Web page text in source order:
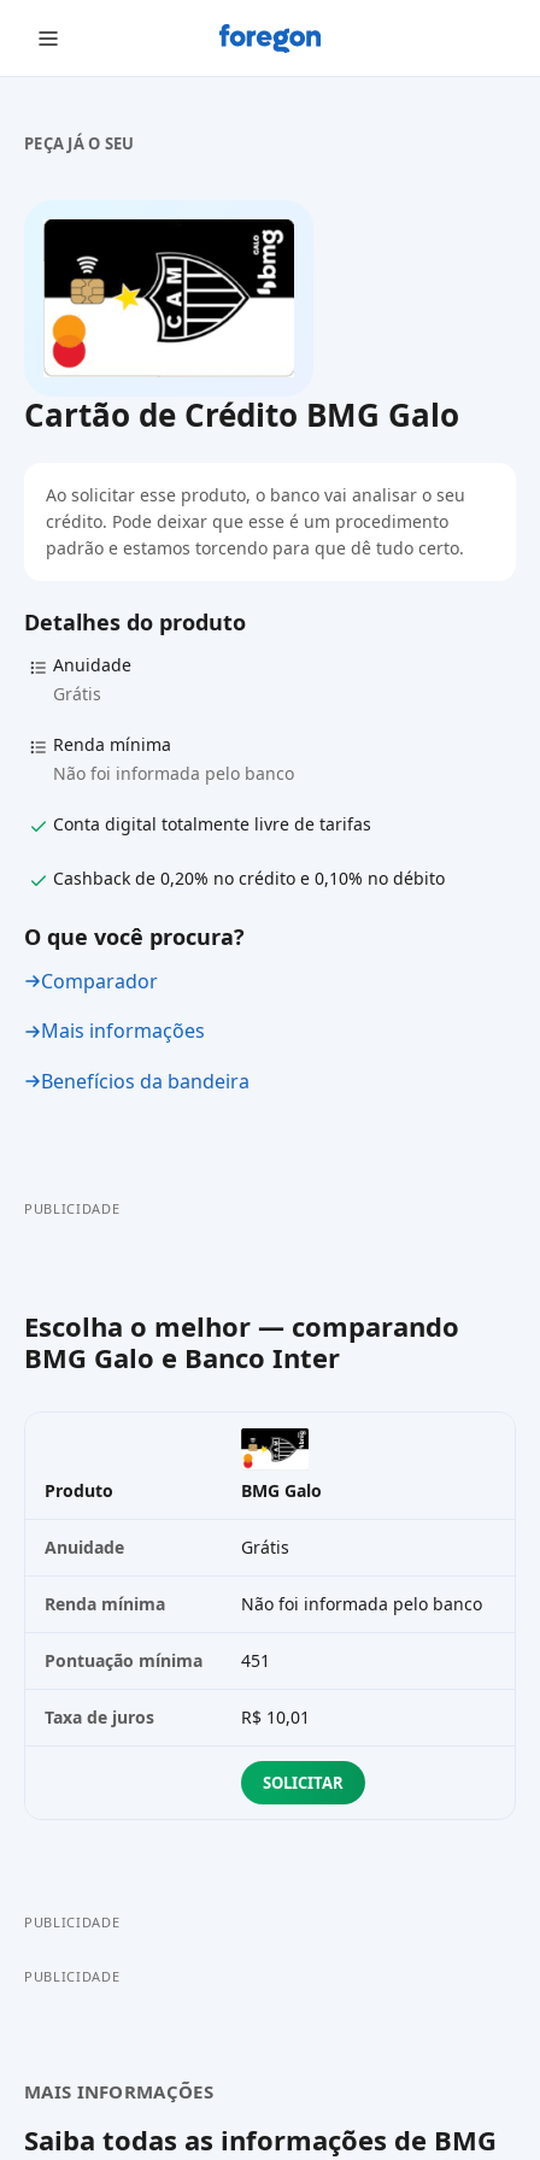
Foregon.com
PEÇA JÁ O SEU
Cartão de Crédito BMG Galo
Ao solicitar esse produto, o banco vai analisar o seu
crédito. Pode deixar que esse é um procedimento
padrão e estamos torcendo para que dê tudo certo.
Detalhes do produto
Anuidade
Grátis
Renda mínima
Não foi informada pelo banco
Conta digital totalmente livre de tarifas
Cashback de 0,20% no crédito e 0,10% no débito
O que você procura?
Comparador
Mais informações
Benefícios da bandeira
PUBLICIDADE
Escolha o melhor — comparando
BMG Galo e Banco Inter
Produto BMG Galo
Anuidade Grátis
Renda mínima Não foi informada pelo banco
Pontuação mínima 451
Taxa de juros R$ 10,01
SOLICITAR
PUBLICIDADE
PUBLICIDADE
MAIS INFORMAÇÕES
Saiba todas as informações de BMG